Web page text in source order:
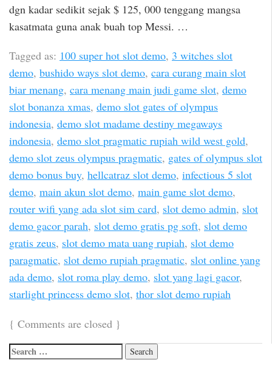
dgn kadar sedikit sejak $ 125, 000 tenggang mangsa
kasatmata guna anak buah top Messi. …
Tagged as: 100 super hot slot demo, 3 witches slot
demo, bushido ways slot demo, cara curang main slot
biar menang, cara menang main judi game slot, demo
slot bonanza xmas, demo slot gates of olympus
indonesia, demo slot madame destiny megaways
indonesia, demo slot pragmatic rupiah wild west gold,
demo slot zeus olympus pragmatic, gates of olympus slot
demo bonus buy, hellcatraz slot demo, infectious 5 slot
demo, main akun slot demo, main game slot demo,
router wifi yang ada slot sim card, slot demo admin, slot
demo gacor parah, slot demo gratis pg soft, slot demo
gratis zeus, slot demo mata uang rupiah, slot demo
paragmatic, slot demo rupiah pragmatic, slot online yang
ada demo, slot roma play demo, slot yang lagi gacor,
starlight princess demo slot, thor slot demo rupiah
{ Comments are closed }